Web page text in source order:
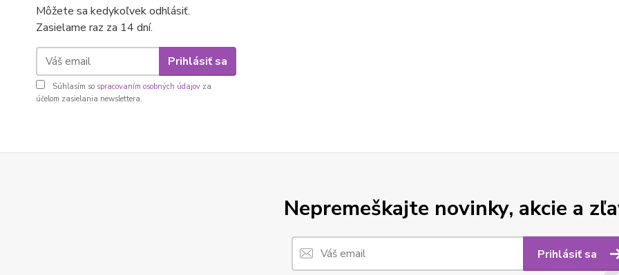
Môžete sa kedykoľvek odhlásiť.
Zasielame raz za 14 dní.
Prihlásiť sa
Súhlasím so spracovaním osobných údajov za
účelom zasielania newslettera.
Nepremeškajte novinky, akcie a
Prihlásiť sa